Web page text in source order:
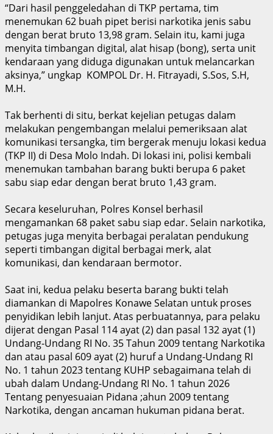
“Dari hasil penggeledahan di TKP pertama, tim
menemukan 62 buah pipet berisi narkotika jenis sabu
dengan berat bruto 13,98 gram. Selain itu, kami juga
menyita timbangan digital, alat hisap (bong), serta unit
kendaraan yang diduga digunakan untuk melancarkan
aksinya,” ungkap KOMPOL Dr. H. Fitrayadi, S.Sos, S.H,
M.H.
Tak berhenti di situ, berkat kejelian petugas dalam
melakukan pengembangan melalui pemeriksaan alat
komunikasi tersangka, tim bergerak menuju lokasi kedua
(TKP II) di Desa Molo Indah. Di lokasi ini, polisi kembali
menemukan tambahan barang bukti berupa 6 paket
sabu siap edar dengan berat bruto 1,43 gram.
Secara keseluruhan, Polres Konsel berhasil
mengamankan 68 paket sabu siap edar. Selain narkotika,
petugas juga menyita berbagai peralatan pendukung
seperti timbangan digital berbagai merk, alat
komunikasi, dan kendaraan bermotor.
Saat ini, kedua pelaku beserta barang bukti telah
diamankan di Mapolres Konawe Selatan untuk proses
penyidikan lebih lanjut. Atas perbuatannya, para pelaku
dijerat dengan Pasal 114 ayat (2) dan pasal 132 ayat (1)
Undang-Undang RI No. 35 Tahun 2009 tentang Narkotika
dan atau pasal 609 ayat (2) huruf a Undang-Undang RI
No. 1 tahun 2023 tentang KUHP sebagaimana telah di
ubah dalam Undang-Undang RI No. 1 tahun 2026
Tentang penyesuaian Pidana ;ahun 2009 tentang
Narkotika, dengan ancaman hukuman pidana berat.